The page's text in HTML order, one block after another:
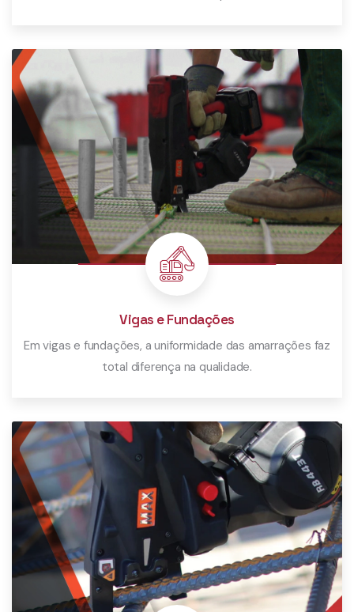
Saiba Mais
Vigas e Fundações
Em vigas e fundações, a uniformidade das amarrações faz
total diferença na qualidade.
Saiba Mais